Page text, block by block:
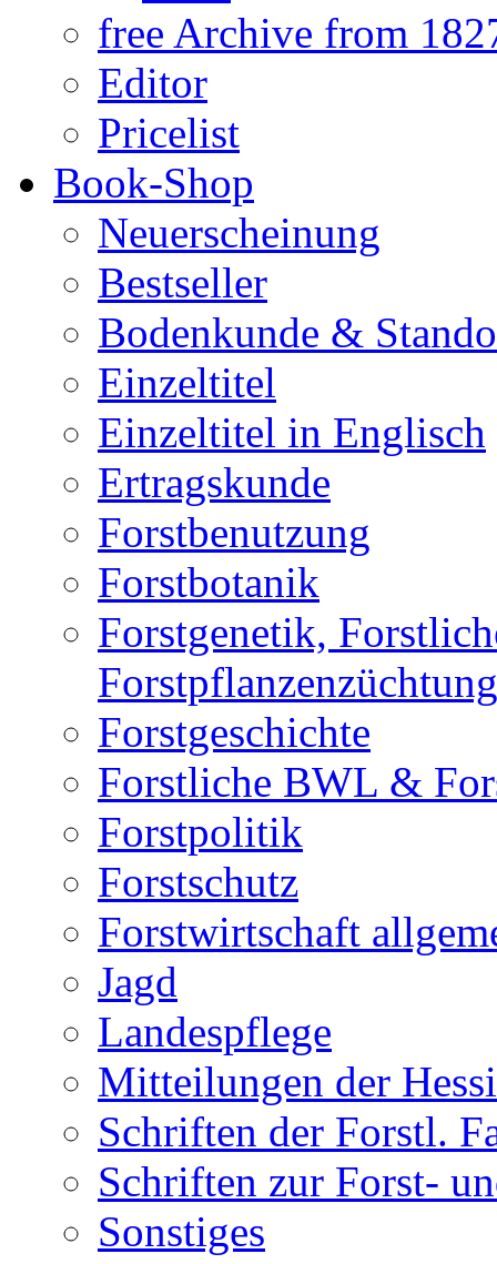
free Archive from
Editor
Pricelist
Book-Shop
Neuerscheinung
Bestseller
Bodenkunde &
Einzeltitel
Einzeltitel in Englisch
Ertragskunde
Forstbenutzung
Forstbotanik
Forstgenetik,
Forstpflanzenzüchtung
Forstgeschichte
Forstliche BWL &
Forstpolitik
Forstschutz
Forstwirtschaft
Jagd
Landespflege
Mitteilungen der
Schriften der Forstl.
Schriften zur Forst-
Sonstiges